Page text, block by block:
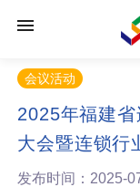
会议活动
2025年福建
大会暨连锁行
发布时间：2025-